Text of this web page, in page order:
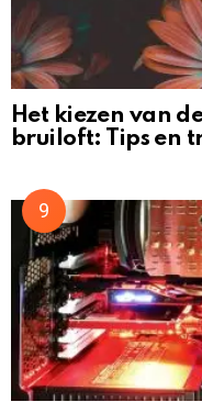
Het kiezen van
bruiloft: Tips en